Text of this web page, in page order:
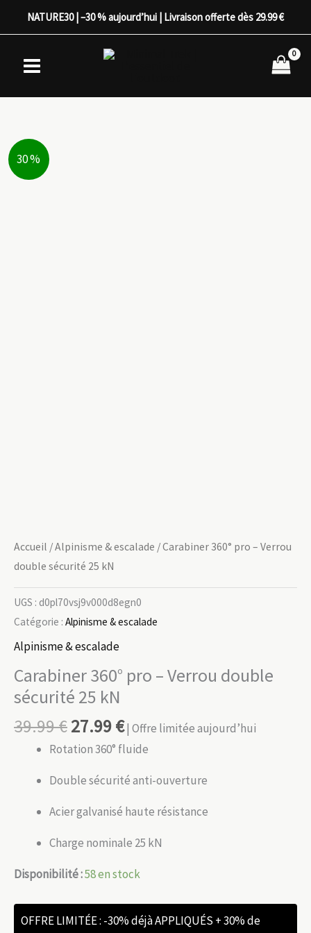
NATURE30 | –30 % aujourd’hui | Livraison offerte dès 29.99 €
30 %
Accueil /Alpinisme & escalade / Carabiner 360° pro – Verrou
double sécurité 25 kN
UGS : d0pl70vsj9v000d8egn0
Catégorie : Alpinisme & escalade
Alpinisme & escalade
Carabiner 360° pro – Verrou double
sécurité 25 kN
39.99€27.99€| Offre limitée aujourd’hui
Rotation 360° fluide
Double sécurité anti-ouverture
Acier galvanisé haute résistance
Charge nominale 25 kN
Disponibilité :58 en stock
OFFRE LIMITÉE : -30% déjà APPLIQUÉS + 30% de